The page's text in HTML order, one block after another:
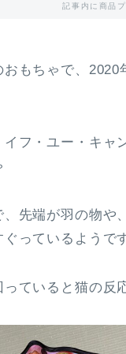
記事内に商品
もちゃで、2020
フ・ユー・キャ
先端が羽の物や
っているようで
ていると猫の反